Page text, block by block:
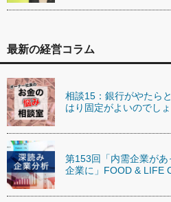
最新の経営コラム
相談15：銀行がやたら
はり固定がよいのでしょ
第153回「内需企業が
企業に」FOOD & LIFE